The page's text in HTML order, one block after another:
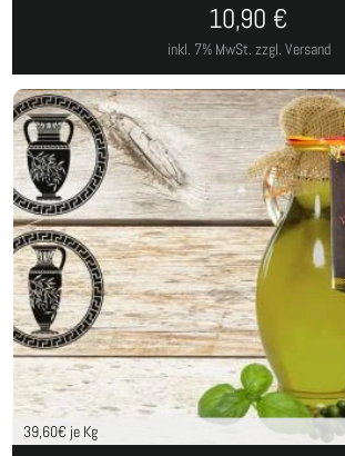
inkl. 7% MwSt. zzgl. Versand
10,90 €
39,60€ je Kg